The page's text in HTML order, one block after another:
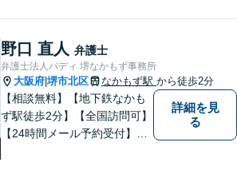
かりとお応えいたします。 お
気軽にご相談ください。
野口 直人 弁護士
弁護士法人バディ 堺なかもず事務所
大阪府 堺市北区 なかもず駅 から徒歩2分
【相談無料】【地下鉄なかも
ず駅徒歩2分】【全国訪問可】
【24時間メール予約受付】
詳細を見
る